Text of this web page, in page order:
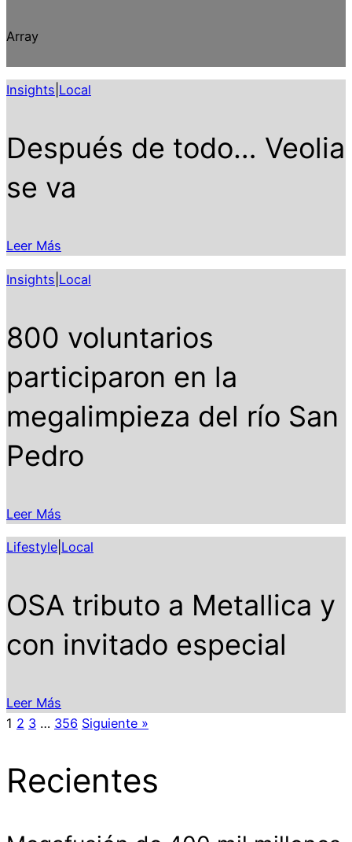
Array
Insights Local
Después de todo… Veolia
se va
Leer Más
Insights Local
800 voluntarios
participaron en la
megalimpieza del río San
Pedro
Leer Más
Lifestyle Local
OSA tributo a Metallica y
con invitado especial
Leer Más
1 2 3 … 356 Siguiente »
Recientes